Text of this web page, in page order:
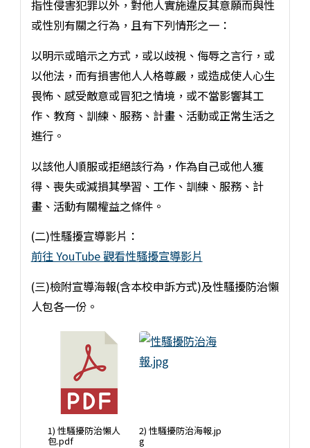
指性侵害犯罪以外，對他人實施違反其意願而與性
或性別有關之行為，且有下列情形之一：
以明示或暗示之方式，或以歧視、侮辱之言行，或
以他法，而有損害他人人格尊嚴，或造成使人心生
畏怖、感受敵意或冒犯之情境，或不當影響其工
作、教育、訓練、服務、計畫、活動或正常生活之
進行。
以該他人順服或拒絕該行為，作為自己或他人獲
得、喪失或減損其學習、工作、訓練、服務、計
畫、活動有關權益之條件。
(二)性騷擾宣導影片：
前往 YouTube 觀看性騷擾宣導影片
(三)檢附宣導海報(含本校申訴方式)及性騷擾防治懶
人包各一份。
1) 性騷擾防治懶人
包.pdf
2) 性騷擾防治海報.jp
g